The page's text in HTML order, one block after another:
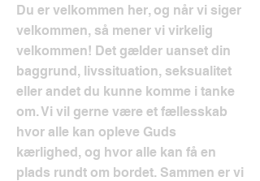
Du er velkommen her, og når vi siger
velkommen, så mener vi virkelig
velkommen! Det gælder uanset din
baggrund, livssituation, seksualitet
eller andet du kunne komme i tanke
om. Vi vil gerne være et fællesskab
hvor alle kan opleve Guds
kærlighed, og hvor alle kan få en
plads rundt om bordet. Sammen er vi